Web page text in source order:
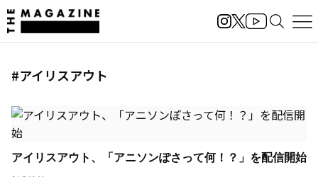
#アイリスアウト
アイリスアウト、「アニソンぽさって何！？」を配信開始